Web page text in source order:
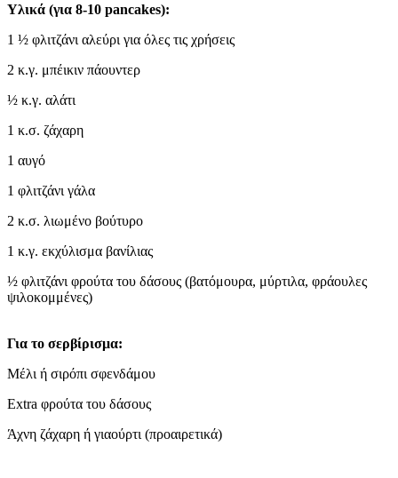
Υλικά (για 8-10 pancakes):
1 ½ φλιτζάνι αλεύρι για όλες τις χρήσεις
2 κ.γ. μπέικιν πάουντερ
½ κ.γ. αλάτι
1 κ.σ. ζάχαρη
1 αυγό
1 φλιτζάνι γάλα
2 κ.σ. λιωμένο βούτυρο
1 κ.γ. εκχύλισμα βανίλιας
½ φλιτζάνι φρούτα του δάσους (βατόμουρα, μύρτιλα, φράουλες
ψιλοκομμένες)
Για το σερβίρισμα:
Μέλι ή σιρόπι σφενδάμου
Extra φρούτα του δάσους
Άχνη ζάχαρη ή γιαούρτι (προαιρετικά)